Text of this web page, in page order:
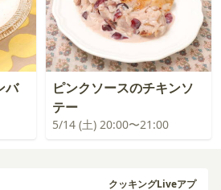
バ
ピンクソースのチキンソ
テー
5/14 (土) 20:00〜21:00
クッキングLiveアプ